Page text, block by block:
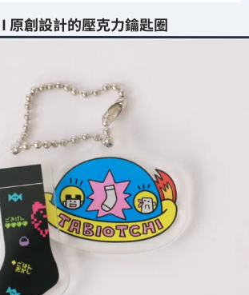
原創設計的壓克力鑰匙圈